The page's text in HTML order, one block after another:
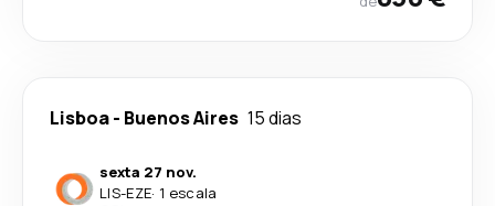
Lisboa- Buenos Aires 15 dias
sexta 27 nov.
LIS-EZE· 1 escala